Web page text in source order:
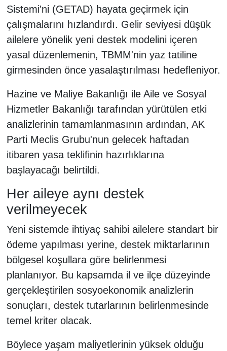
Sistemi'ni (GETAD) hayata geçirmek için
çalışmalarını hızlandırdı. Gelir seviyesi düşük
ailelere yönelik yeni destek modelini içeren
yasal düzenlemenin, TBMM'nin yaz tatiline
girmesinden önce yasalaştırılması hedefleniyor.
Hazine ve Maliye Bakanlığı ile Aile ve Sosyal
Hizmetler Bakanlığı tarafından yürütülen etki
analizlerinin tamamlanmasının ardından, AK
Parti Meclis Grubu'nun gelecek haftadan
itibaren yasa teklifinin hazırlıklarına
başlayacağı belirtildi.
Her aileye aynı destek
verilmeyecek
Yeni sistemde ihtiyaç sahibi ailelere standart bir
ödeme yapılması yerine, destek miktarlarının
bölgesel koşullara göre belirlenmesi
planlanıyor. Bu kapsamda il ve ilçe düzeyinde
gerçekleştirilen sosyoekonomik analizlerin
sonuçları, destek tutarlarının belirlenmesinde
temel kriter olacak.
Böylece yaşam maliyetlerinin yüksek olduğu